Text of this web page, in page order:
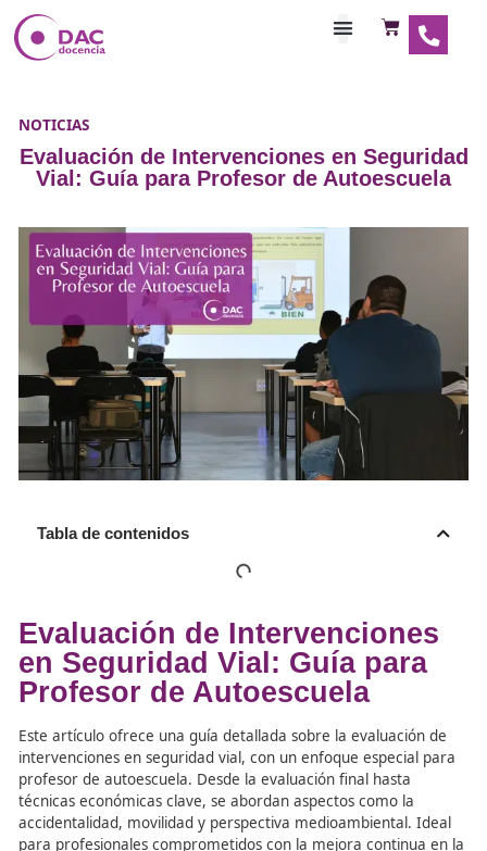
NOTICIAS
Evaluación de Intervenciones en
Tabla de contenidos
Evaluación de
en Seguridad Vial: Guía
Profesor de Autoescuela